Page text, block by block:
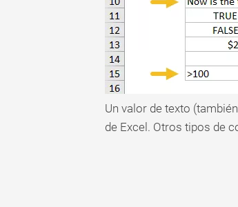
TechTV
Un valor de texto
de Excel. Otros tipos de